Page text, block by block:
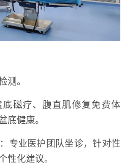
测。
磁疗、腹直肌修复免费体
底健康。
专业医护团队坐诊，针对性
性化建议。